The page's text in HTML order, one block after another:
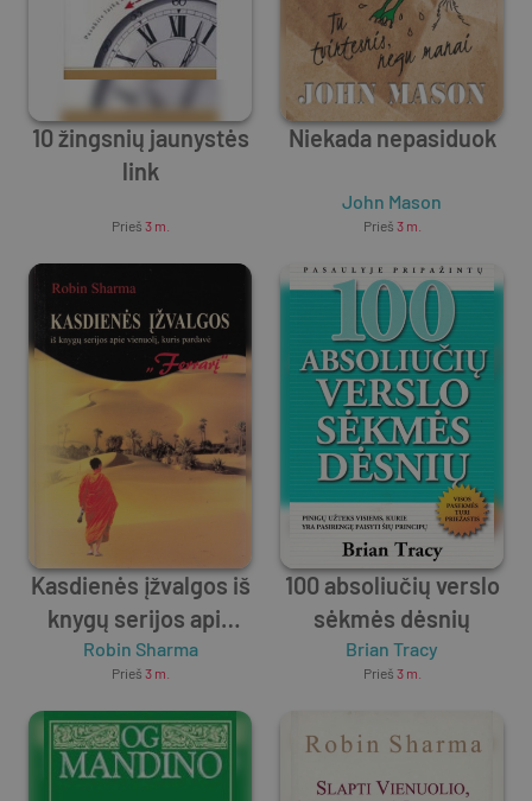
10 žingsnių jaunystės
link
Prieš 3 m.
Niekada nepasiduok
John Mason
Prieš 3 m.
Kasdienės įžvalgos iš
knygų serijos apie
vienuolį, kuris
pardavė „Ferrarį“
Robin Sharma
Prieš 3 m.
100 absoliučių verslo
sėkmės dėsnių
Brian Tracy
Prieš 3 m.